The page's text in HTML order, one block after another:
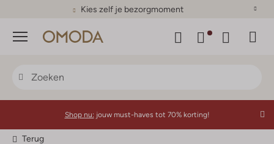
Kies zelf je bezorgmoment
Menu
Shop nu: jouw must-haves tot 70% korting!
Terug